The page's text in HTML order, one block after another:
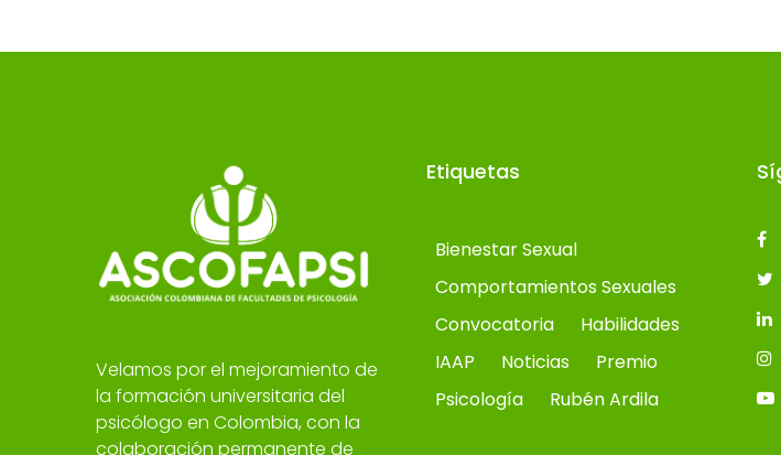
Velamos por el mejoramiento de
la formación universitaria del
psicólogo en Colombia, con la
colaboración permanente de
Etiquetas
Bienestar Sexual
Comportamientos Sexuales
Convocatoria
Habilidades
IAAP
Noticias
Premio
Psicología
Rubén Ardila